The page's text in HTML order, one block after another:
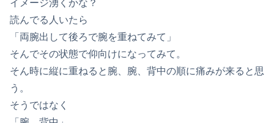
イメージ湧くかな？
読んでる人いたら
「両腕出して後ろで腕を重ねてみて」
そんでその状態で仰向けになってみて。
そん時に縦に重ねると腕、腕、背中の順に痛みが来ると思
う。
そうではなく